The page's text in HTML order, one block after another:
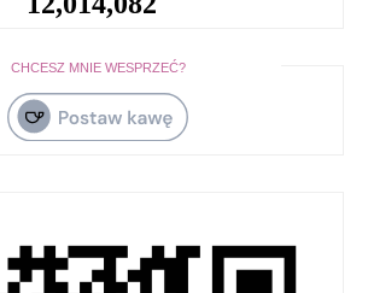
CHCESZ MNIE WESPRZEĆ?